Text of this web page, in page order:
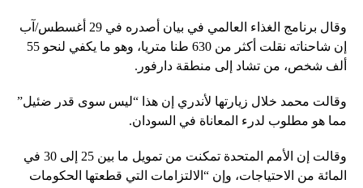
وقال برنامج الغذاء العالمي في بيان أصدره في 29 أغسطس/آب
إن شاحناته نقلت أكثر من 630 طنا متريا، وهو ما يكفي لنحو 55
ألف شخص، من تشاد إلى منطقة دارفور.
وقالت محمد خلال زيارتها لأندري إن هذا “ليس سوى قدر ضئيل”
مما هو مطلوب لدرء المعاناة في السودان.
وقالت إن الأمم المتحدة تمكنت من تمويل ما بين 25 إلى 30 في
المائة من الاحتياجات، وإن “الالتزامات التي قطعتها الحكومات